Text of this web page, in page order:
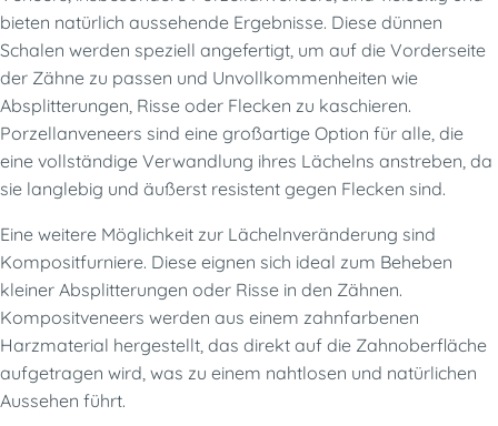
bieten natürlich aussehende Ergebnisse. Diese dünnen
Schalen werden speziell angefertigt, um auf die Vorderseite
der Zähne zu passen und Unvollkommenheiten wie
Absplitterungen, Risse oder Flecken zu kaschieren.
Porzellanveneers sind eine großartige Option für alle, die
eine vollständige Verwandlung ihres Lächelns anstreben, da
sie langlebig und äußerst resistent gegen Flecken sind.
Eine weitere Möglichkeit zur Lächelnveränderung sind
Kompositfurniere. Diese eignen sich ideal zum Beheben
kleiner Absplitterungen oder Risse in den Zähnen.
Kompositveneers werden aus einem zahnfarbenen
Harzmaterial hergestellt, das direkt auf die Zahnoberfläche
aufgetragen wird, was zu einem nahtlosen und natürlichen
Aussehen führt.